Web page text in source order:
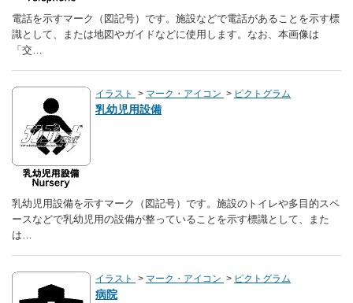
電話を示すマーク（図記号）です。施設などで電話があることを示す標
識として、または地図やガイドなどに使用します。なお、本画像は
「交…
イラスト マーク・アイコン ピクトグラム
乳幼児用設備
乳幼児用設備を示すマーク（図記号）です。施設のトイレや多目的スペ
ースなどで乳幼児用の設備が整っていることを示す標識として、また
は…
イラスト マーク・アイコン ピクトグラム
病院